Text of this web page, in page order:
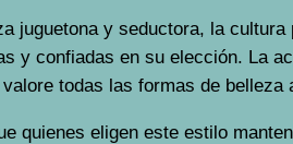
juguetona y seductora, la
y confiadas en su elección. La
todas las formas de
quienes eligen este estilo